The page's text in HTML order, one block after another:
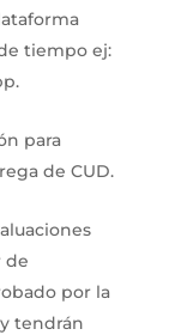
tiempo ej:
para
de CUD.
de
por la
y tendrán